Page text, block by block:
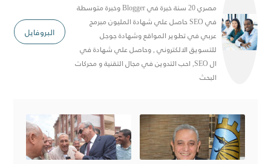
مصري 20 سنة خبرة في Blogger وخبرة متوسطة
في SEO حاصل علي شهادة المليون مبرمج
عربي في تطوير المواقع وشهادة جوجل
للتسويق الالكتروني , وحاصل علي شهادة في
ال SEO, احب التدوين في مجال التقنية و محركات
البحث
البروفايل